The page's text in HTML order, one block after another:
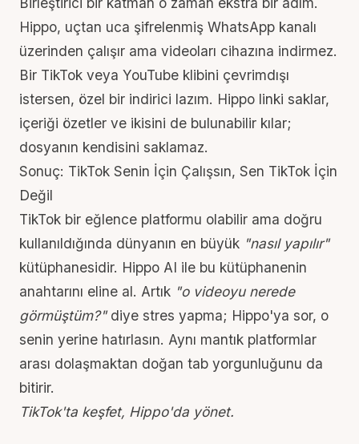
Hippo, uçtan uca şifrelenmiş WhatsApp kanalı
üzerinden çalışır ama videoları cihazına indirmez.
Bir TikTok veya YouTube klibini çevrimdışı
istersen, özel bir indirici lazım. Hippo linki saklar,
içeriği özetler ve ikisini de bulunabilir kılar;
dosyanın kendisini saklamaz.
Sonuç: TikTok Senin İçin Çalışsın, Sen TikTok İçin
Değil
TikTok bir eğlence platformu olabilir ama doğru
kullanıldığında dünyanın en büyük "nasıl yapılır"
kütüphanesidir. Hippo AI ile bu kütüphanenin
anahtarını eline al. Artık "o videoyu nerede
görmüştüm?"diye stres yapma; Hippo'ya sor, o
senin yerine hatırlasın. Aynı mantık platformlar
arası dolaşmaktan doğan tab yorgunluğunu da
bitirir.
TikTok'ta keşfet, Hippo'da yönet.